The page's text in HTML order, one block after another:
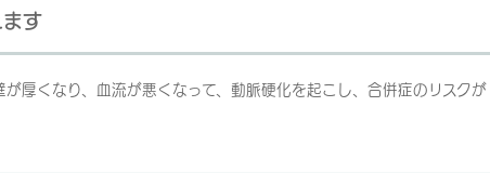
ます
厚くなり、血流が悪くなって、動脈硬化を起こし、合併症のリスクが